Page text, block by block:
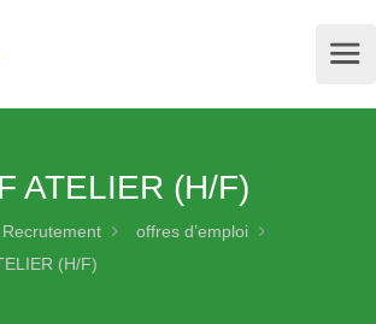
ATELIER (H/F)
offres d’emploi
(H/F)